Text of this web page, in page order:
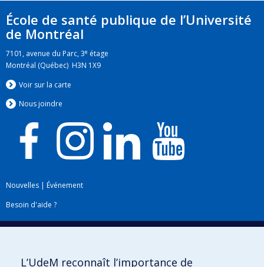
École de santé publique de l’Université
de Montréal
7101, avenue du Parc, 3e étage
Montréal (Québec) H3N 1X9
Voir sur la carte
Nous joindre
Nouvelles | Événement
Besoin d'aide ?
Plan du site|Accessibilité
L’UdeM reconnaît l’importance de